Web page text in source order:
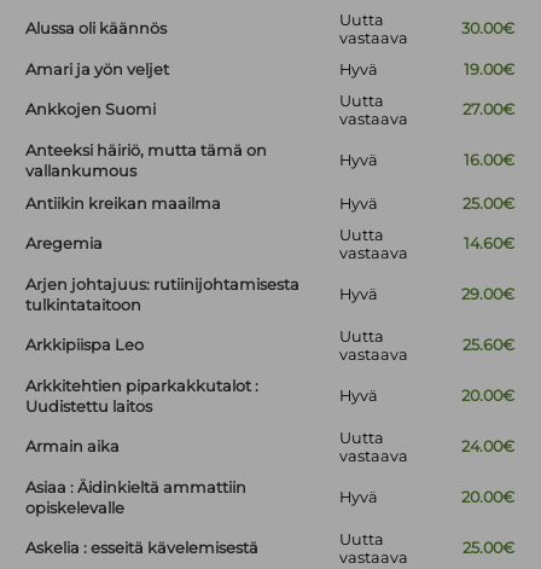
Alussa oli käännös
Uutta
vastaava
30.00€
Amari ja yön veljet Hyvä 19.00€
Ankkojen Suomi
Uutta
vastaava
27.00€
Anteeksi häiriö, mutta tämä on
vallankumous
Hyvä 16.00€
Antiikin kreikan maailma Hyvä 25.00€
Aregemia
Uutta
vastaava
14.60€
Arjen johtajuus: rutiinijohtamisesta
tulkintataitoon
Hyvä 29.00€
Arkkipiispa Leo
Uutta
vastaava
25.60€
Arkkitehtien piparkakkutalot :
Uudistettu laitos
Hyvä 20.00€
Armain aika
Uutta
vastaava
24.00€
Asiaa : Äidinkieltä ammattiin
opiskelevalle
Hyvä 20.00€
Askelia : esseitä kävelemisestä
Uutta
vastaava
25.00€